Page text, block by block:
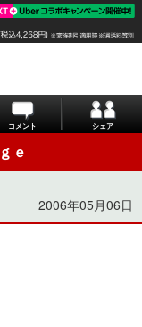
コメント シェア
ｅ
2006年05月06日